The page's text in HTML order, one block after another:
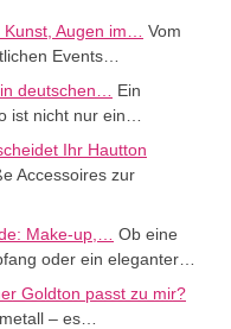
Augen im…
Vom
Events…
deutschen…
Ein
ist nicht nur ein…
Ihr Hautton
Accessoires zur
Make-up,…
Ob eine
oder ein eleganter…
Goldton passt zu mir?
– es…